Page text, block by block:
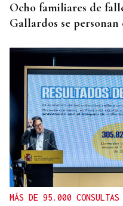
Ocho familiares de
Gallardos se
MÁS DE 95.000 CONSULTAS